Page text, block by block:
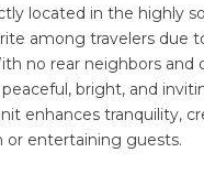
located in the highly
among travelers due
no rear neighbors and
bright, and
enhances tranquility,
or entertaining guests.